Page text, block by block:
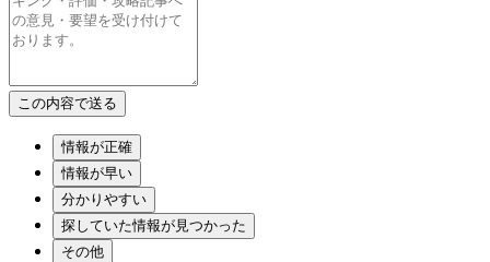
情報が正確
情報が早い
分かりやすい
探していた情報が見つかった
その他